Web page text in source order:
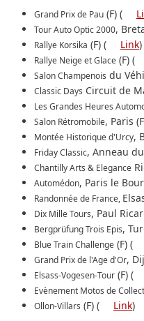
Grand Prix de Pau (F) (
Tour Auto Optic 2000,
Rallye Korsika (F) ( Link)
Rallye Neige et Glace (F) (
Salon Champenois du
Classic Days Circuit de
Les Grandes Heures
Salon Rétromobile, Paris
Montée Historique d'Urcy,
Friday Classic, Anneau
Chantilly Arts & Elegance
Automédon, Paris le
Randonnée de France,
Dix Mille Tours, Paul
Bergprüfung Trois Epis,
Blue Train Challenge (F) (
Grand Prix de l'Age d'Or,
Elsass-Vogesen-Tour (F) (
Evènement Motos de
Ollon-Villars (F) ( Link)